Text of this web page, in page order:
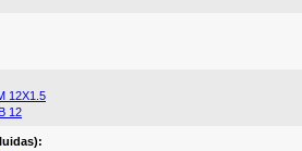
12X1.5
12